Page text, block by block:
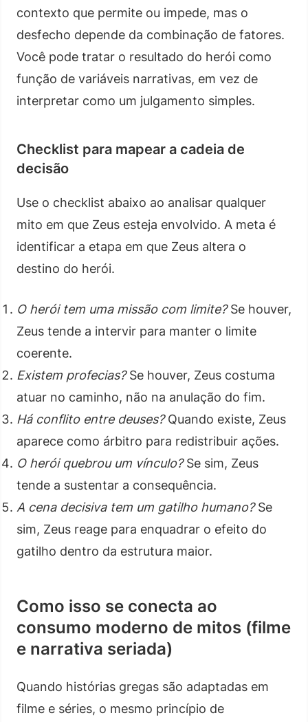
contexto que permite ou impede, mas o
desfecho depende da combinação de fatores.
Você pode tratar o resultado do herói como
função de variáveis narrativas, em vez de
interpretar como um julgamento simples.
Checklist para mapear a cadeia de
decisão
Use o checklist abaixo ao analisar qualquer
mito em que Zeus esteja envolvido. A meta é
identificar a etapa em que Zeus altera o
destino do herói.
O herói tem uma missão com limite?Se houver,
Zeus tende a intervir para manter o limite
coerente.
Existem profecias?Se houver, Zeus costuma
atuar no caminho, não na anulação do fim.
Há conflito entre deuses?Quando existe, Zeus
aparece como árbitro para redistribuir ações.
O herói quebrou um vínculo?Se sim, Zeus
tende a sustentar a consequência.
A cena decisiva tem um gatilho humano?Se
sim, Zeus reage para enquadrar o efeito do
gatilho dentro da estrutura maior.
Como isso se conecta ao
consumo moderno de mitos (filme
e narrativa seriada)
Quando histórias gregas são adaptadas em
filme e séries, o mesmo princípio de